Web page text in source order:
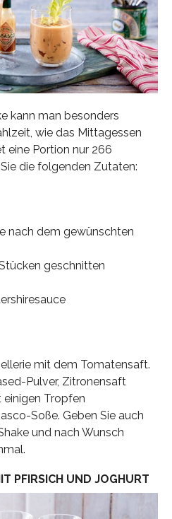
kann man besonders
wie das Mittagessen
eine Portion nur 266
die folgenden Zutaten:
nach dem gewünschten
geschnitten
mit dem Tomatensaft.
Pulver, Zitronensaft
einigen Tropfen
Soße. Geben Sie auch
und nach Wunsch
PFIRSICH UND JOGHURT